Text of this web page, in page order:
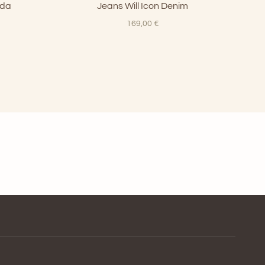
Jeans Will Icon Denim
169,00 €